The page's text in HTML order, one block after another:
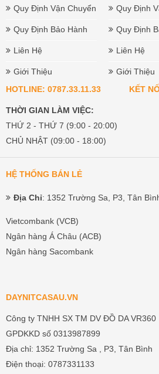
Quy Định Vận Chuyển
Quy Định Bảo Hành
Liên Hệ
Giới Thiệu
Quy Định
Quy Định
Liên Hệ
Giới Thiệu
HOTLINE: 0787.33.11.33
THỜI GIAN LÀM VIỆC:
THỨ 2 - THỨ 7 (9:00 - 20:00)
CHỦ NHẬT (09:00 - 18:00)
KẾT
HỆ THỐNG BÁN LẺ
Địa Chỉ: 1352 Trường Sa, P3, Tân
Vietcombank (VCB)
Ngân hàng Á Châu (ACB)
Ngân hàng Sacombank
DAYNITCASAU.VN
Công ty TNHH SX TM DV ĐỒ DA VR360
GPDKKD số 0313987899
Địa chỉ: 1352 Trường Sa , P3, Tân Bình
Điện thoại: 0787331133